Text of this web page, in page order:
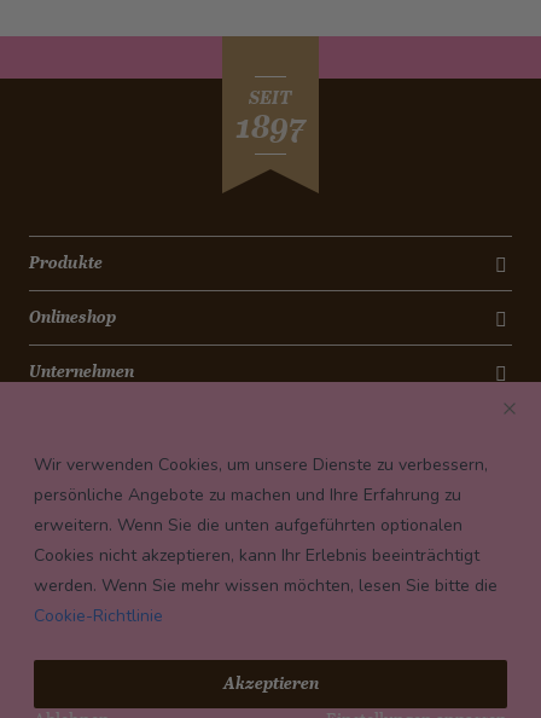
SEIT
1897
Produkte
Onlineshop
Unternehmen
Payment conditions
Wir verwenden Cookies, um unsere Dienste zu verbessern,
persönliche Angebote zu machen und Ihre Erfahrung zu
erweitern. Wenn Sie die unten aufgeführten optionalen
Cookies nicht akzeptieren, kann Ihr Erlebnis beeinträchtigt
werden. Wenn Sie mehr wissen möchten, lesen Sie bitte die
Cookie-Richtlinie
Akzeptieren
© 2026 Confiserie Bachmann, Luzern
Impressum